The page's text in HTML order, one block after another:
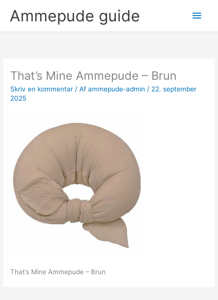
Ammepude guide
That’s Mine Ammepude – Brun
Skriv en kommentar / Afammepude-admin/ 22. september
2025
That’s Mine Ammepude – Brun